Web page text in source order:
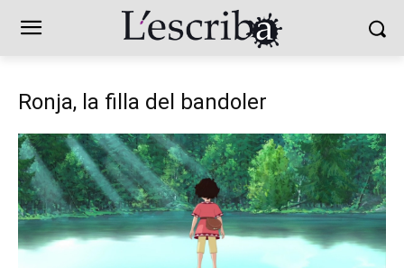
Ronja, la filla del bandoler